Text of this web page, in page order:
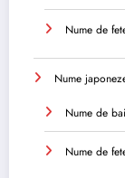
Nume de
Nume
Nume de
Nume de